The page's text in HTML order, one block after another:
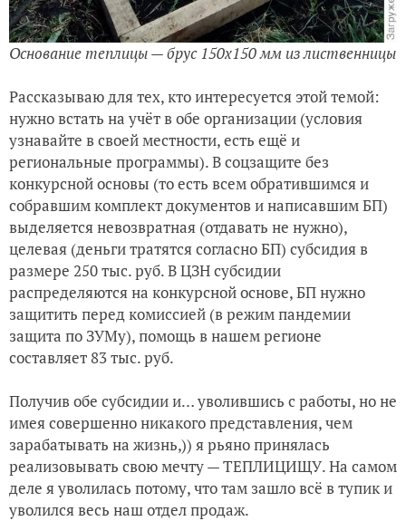
Основание теплицы — брус 150х150 мм из лиственницы
Рассказываю для тех, кто интересуется этой темой:
нужно встать на учёт в обе организации (условия
узнавайте в своей местности, есть ещё и
региональные программы). В соцзащите без
конкурсной основы (то есть всем обратившимся и
собравшим комплект документов и написавшим БП)
выделяется невозвратная (отдавать не нужно),
целевая (деньги тратятся согласно БП) субсидия в
размере 250 тыс. руб. В ЦЗН субсидии
распределяются на конкурсной основе, БП нужно
защитить перед комиссией (в режим пандемии
защита по ЗУМу), помощь в нашем регионе
составляет 83 тыс. руб.
Получив обе субсидии и… уволившись с работы, но не
имея совершенно никакого представления, чем
зарабатывать на жизнь,)) я рьяно принялась
реализовывать свою мечту — ТЕПЛИЦИЩУ. На самом
деле я уволилась потому, что там зашло всё в тупик и
уволился весь наш отдел продаж.